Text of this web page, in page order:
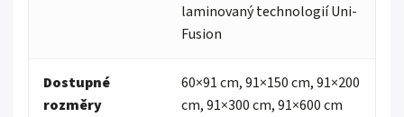
laminovaný technologií Uni-
Fusion
Dostupné
rozměry
60×91 cm, 91×150 cm, 91×200
cm, 91×300 cm, 91×600 cm